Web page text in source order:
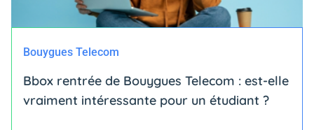
Bouygues Telecom
Bbox rentrée de Bouygues Telecom : est-elle
vraiment intéressante pour un étudiant ?